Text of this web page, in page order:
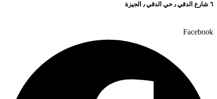
٦ شارع الدقي ٫ حي الدقي ٫ الجيزة
Facebook